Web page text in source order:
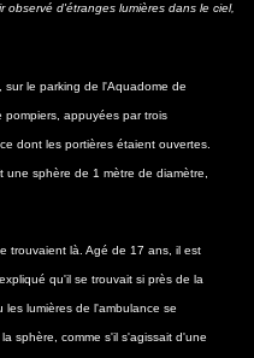
d'étranges lumières dans le ciel,
le parking de l'Aquadome de
appuyées par trois
dont les portières étaient ouvertes.
sphère de 1 mètre de diamètre,
trouvaient là. Agé de 17 ans, il est
qu'il se trouvait si près de la
lumières de l'ambulance se
sphère, comme s'il s'agissait d'une